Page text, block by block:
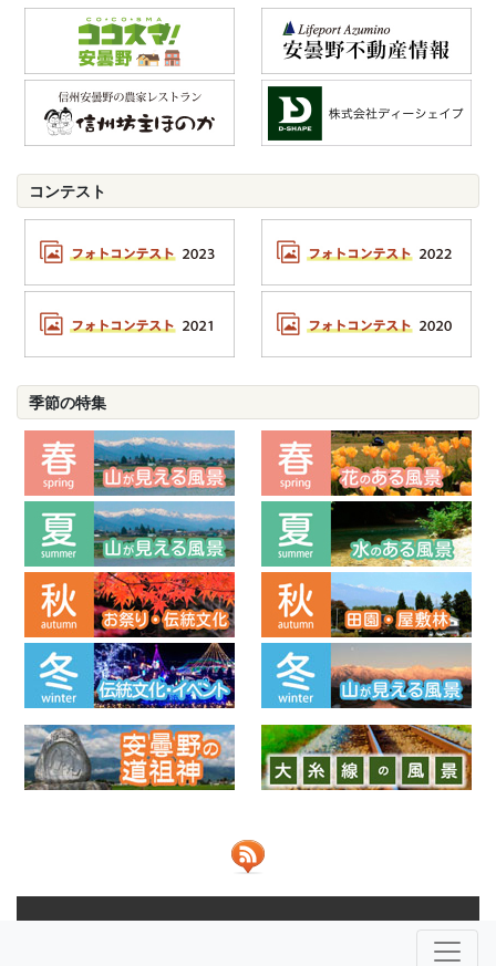
コンテスト
季節の特集
NPO法人安